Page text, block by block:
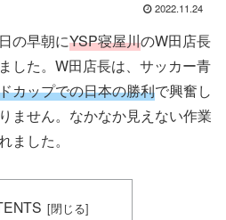
2022.11.24
の早朝にYSP寝屋川のW田店長
した。W田店長は、サッカー青
カップでの日本の勝利で興奮し
ません。なかなか見えない作業
ました。